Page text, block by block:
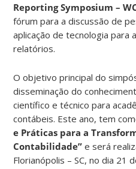
Reporting Symposium –
fórum para a discussão de
aplicação de tecnologia para
relatórios.
O objetivo principal do
disseminação do
científico e técnico para
contábeis. Este ano, tem
e Práticas para a
Contabilidade”e será
Florianópolis – SC, no dia 21